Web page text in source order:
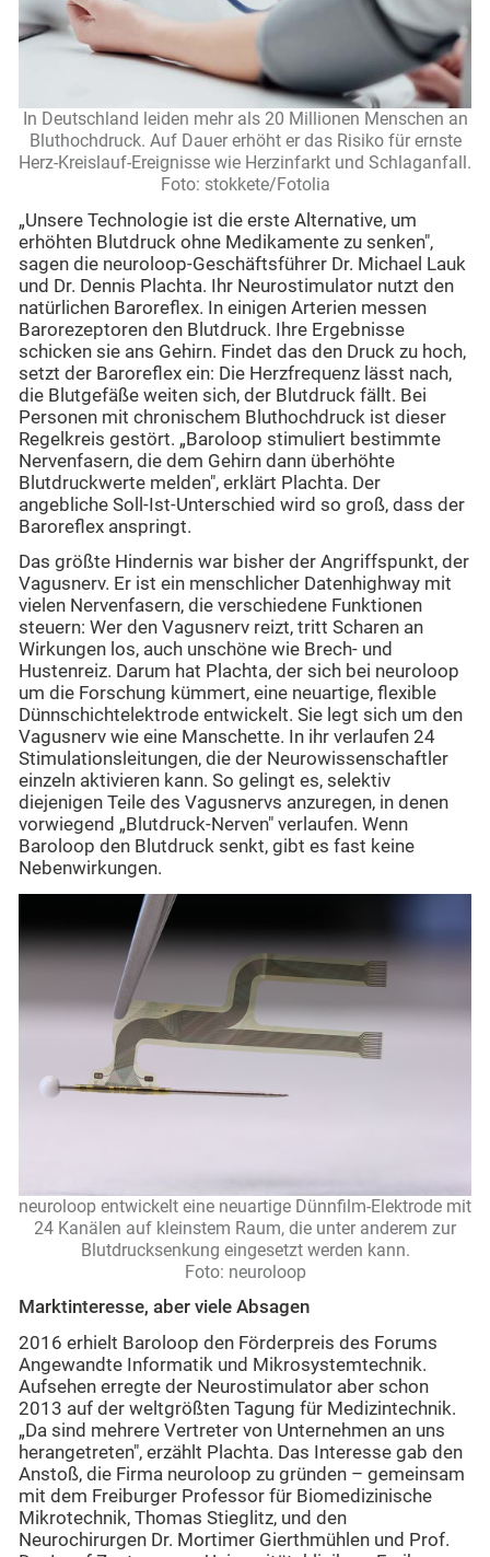
In Deutschland leiden mehr als 20 Millionen Menschen an
Bluthochdruck. Auf Dauer erhöht er das Risiko für ernste
Herz-Kreislauf-Ereignisse wie Herzinfarkt und Schlaganfall.
Foto: stokkete/Fotolia
„Unsere Technologie ist die erste Alternative, um
erhöhten Blutdruck ohne Medikamente zu senken",
sagen die neuroloop-Geschäftsführer Dr. Michael Lauk
und Dr. Dennis Plachta. Ihr Neurostimulator nutzt den
natürlichen Baroreflex. In einigen Arterien messen
Barorezeptoren den Blutdruck. Ihre Ergebnisse
schicken sie ans Gehirn. Findet das den Druck zu hoch,
setzt der Baroreflex ein: Die Herzfrequenz lässt nach,
die Blutgefäße weiten sich, der Blutdruck fällt. Bei
Personen mit chronischem Bluthochdruck ist dieser
Regelkreis gestört. „Baroloop stimuliert bestimmte
Nervenfasern, die dem Gehirn dann überhöhte
Blutdruckwerte melden", erklärt Plachta. Der
angebliche Soll-Ist-Unterschied wird so groß, dass der
Baroreflex anspringt.
Das größte Hindernis war bisher der Angriffspunkt, der
Vagusnerv. Er ist ein menschlicher Datenhighway mit
vielen Nervenfasern, die verschiedene Funktionen
steuern: Wer den Vagusnerv reizt, tritt Scharen an
Wirkungen los, auch unschöne wie Brech- und
Hustenreiz. Darum hat Plachta, der sich bei neuroloop
um die Forschung kümmert, eine neuartige, flexible
Dünnschichtelektrode entwickelt. Sie legt sich um den
Vagusnerv wie eine Manschette. In ihr verlaufen 24
Stimulationsleitungen, die der Neurowissenschaftler
einzeln aktivieren kann. So gelingt es, selektiv
diejenigen Teile des Vagusnervs anzuregen, in denen
vorwiegend „Blutdruck-Nerven" verlaufen. Wenn
Baroloop den Blutdruck senkt, gibt es fast keine
Nebenwirkungen.
neuroloop entwickelt eine neuartige Dünnfilm-Elektrode mit
24 Kanälen auf kleinstem Raum, die unter anderem zur
Blutdrucksenkung eingesetzt werden kann.
Foto: neuroloop
Marktinteresse, aber viele Absagen
2016 erhielt Baroloop den Förderpreis des Forums
Angewandte Informatik und Mikrosystemtechnik.
Aufsehen erregte der Neurostimulator aber schon
2013 auf der weltgrößten Tagung für Medizintechnik.
„Da sind mehrere Vertreter von Unternehmen an uns
herangetreten", erzählt Plachta. Das Interesse gab den
Anstoß, die Firma neuroloop zu gründen – gemeinsam
mit dem Freiburger Professor für Biomedizinische
Mikrotechnik, Thomas Stieglitz, und den
Neurochirurgen Dr. Mortimer Gierthmühlen und Prof.